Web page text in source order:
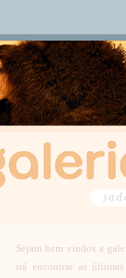
Sejam bem vindos a
irá encontrar as